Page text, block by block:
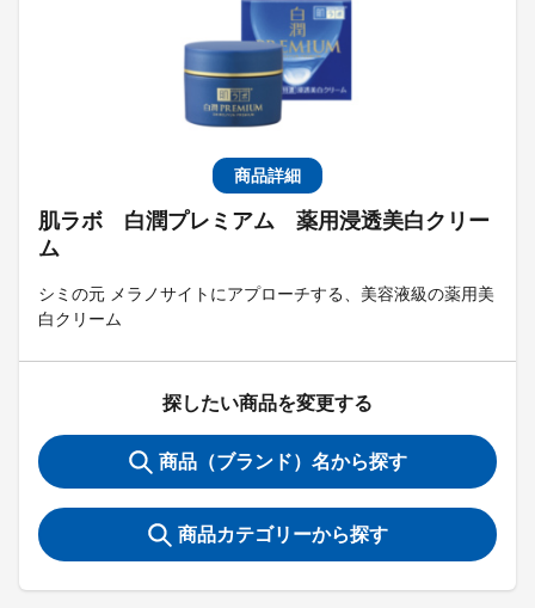
商品詳細
肌ラボ 白潤プレミアム 薬用浸透美白クリー
ム
シミの元 メラノサイトにアプローチする、美容液級の薬用美
白クリーム
探したい商品を変更する
商品（ブランド）名から探す
商品カテゴリーから探す